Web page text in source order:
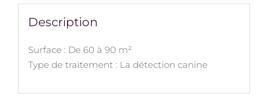
Description
Surface : De 60 à 90 m²
Type de traitement : La détection canine